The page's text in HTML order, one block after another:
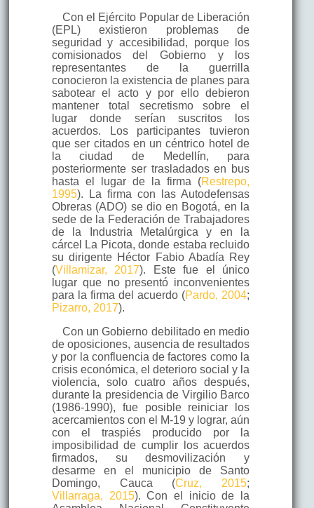
Con el Ejército Popular de Liberación
(EPL) existieron problemas de
seguridad y accesibilidad, porque los
comisionados del Gobierno y los
representantes de la guerrilla
conocieron la existencia de planes para
sabotear el acto y por ello debieron
mantener total secretismo sobre el
lugar donde serían suscritos los
acuerdos. Los participantes tuvieron
que ser citados en un céntrico hotel de
la ciudad de Medellín, para
posteriormente ser trasladados en bus
hasta el lugar de la firma (Restrepo,
1995). La firma con las Autodefensas
Obreras (ADO) se dio en Bogotá, en la
sede de la Federación de Trabajadores
de la Industria Metalúrgica y en la
cárcel La Picota, donde estaba recluido
su dirigente Héctor Fabio Abadía Rey
(Villamizar, 2017). Este fue el único
lugar que no presentó inconvenientes
para la firma del acuerdo (Pardo, 2004;
Pizarro, 2017).
Con un Gobierno debilitado en medio
de oposiciones, ausencia de resultados
y por la confluencia de factores como la
crisis económica, el deterioro social y la
violencia, solo cuatro años después,
durante la presidencia de Virgilio Barco
(1986-1990), fue posible reiniciar los
acercamientos con el M-19 y lograr, aún
con el traspiés producido por la
imposibilidad de cumplir los acuerdos
firmados, su desmovilización y
desarme en el municipio de Santo
Domingo, Cauca (Cruz, 2015;
Villarraga, 2015). Con el inicio de la